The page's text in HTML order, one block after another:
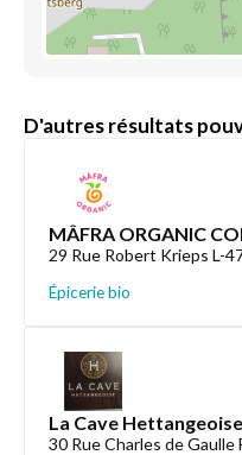
D'autres résultats
MÂFRA ORGANIC
29 Rue Robert Krieps L-
Épicerie bio
La Cave Hettangeoise
30 Rue Charles de